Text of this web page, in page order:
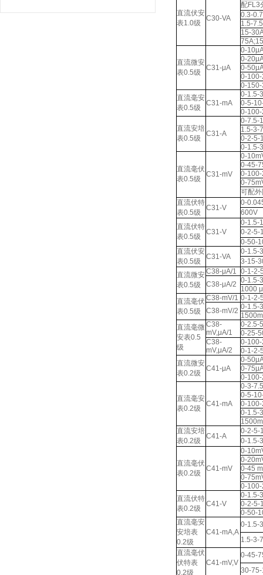
直流伏安
表1.0级
C30-VA
配FL3
0.3-
1.5-
15-
直流微安
表0.5级
C31-μA
0-
0-
0-
0-
0-
直流毫安
表0.5级
C31-mA
0-1.5-
0-5-
0-
直流安培
表0.5级
C31-A
0-7.5-
1.5-3-
0-2-5-
0-1.5-
直流毫伏
表0.5级
C31-mV
0-
0-45-
0-
0-
可配
直流伏特
表0.5级
C31-V
0-
600V
直流伏特
表0.5级
C31-V
0-1.5-
0-2-5-
0-50-
直流伏安
表0.5级
C31-VA
0-1.5-
3-15-
直流微安
表0.5级
C38-μA/1 0-1-2-
C38-μA/2 0-1.5-
1000
直流毫伏
表0.5级
C38-mV/1 0-1-2-
C38-mV/2 0-1.5-
直流毫微
安表0.5
级
C38-
mV,μA/1
0-2.5-
0-25-
C38-
mV,μA/2
0-
0-1-2-
直流微安
表0.2级
C41-μA
0-
0-
0-
直流毫安
表0.2级
C41-mA
0-3-
0-5-
0-
0-1.5-
直流安培
表0.2级
C41-A
0-2-5-
0-1.5-
直流毫伏
表0.2级
C41-mV
0-
0-
0-45
0-
0-
直流伏特
表0.2级
C41-V
0-1.5-
0-2-5-
0-50-
直流毫安
安培表
0.2级
C41-mA,A
0-1.5-
1.5-3-
直流毫伏
伏特表
0.2级
C41-mV,V
0-45-
30-